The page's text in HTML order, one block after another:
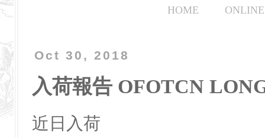
HOME
Oct 30, 2018
入荷報告 OFOTCN
近日入荷